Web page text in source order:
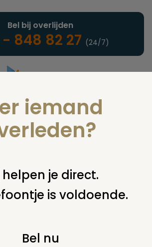
uitvaartonderneming
Bel bij overlijden
848 82 27 (24/7)
infotheek woordenlijst b begraven
iemand
helpen je direct.
is voldoende.
Bel nu